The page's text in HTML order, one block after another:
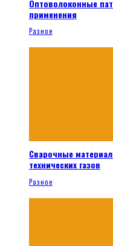
Оптоволоконные
применения
Разное
Сварочные
технических газов
Разное